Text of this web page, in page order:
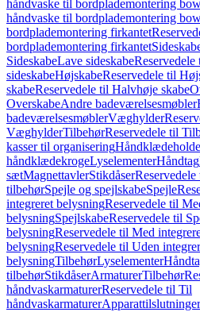
håndvaske til bordplademontering
håndvaske til bordplademontering
bordplademontering firkantet
bordplademontering firkantet
SideskabeLave sideskabe
sideskabeHøjskabeReservedele til
skabeReservedele til Halvhøje skabe
OverskabeAndre badeværelsesmøbler
badeværelsesmøblerVæghylder
VæghylderTilbehørReservedele til
kasser til organisering
håndklædekrogeLyselementerHåndtag
sætMagnettavlerStikdåser
tilbehørSpejle og spejlskabeSpejle
integreret belysningReservedele til
belysningSpejlskabeReservedele til
belysningReservedele til Med
belysningReservedele til Uden
belysningTilbehørLyselementer
tilbehørStikdåserArmaturerTilbehør
håndvaskarmaturerReservedele til Til
håndvaskarmaturer